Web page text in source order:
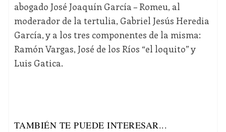
abogado José Joaquín García – Romeu, al
moderador de la tertulia, Gabriel Jesús Heredia
García, y a los tres componentes de la misma:
Ramón Vargas, José de los Ríos “el loquito” y
Luis Gatica.
TAMBIÉN TE PUEDE INTERESAR...